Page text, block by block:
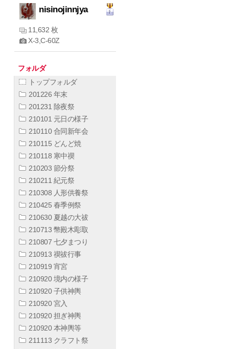
nisinojinnjya
11,632 枚
X-3,C-60Z
フォルダ
トップフォルダ
201226 年末
201231 除夜祭
210101 元日の様子
210110 合同新年会
210115 どんど焼
210118 寒中禊
210203 節分祭
210211 紀元祭
210308 人形供養祭
210425 春季例祭
210630 夏越の大祓
210713 幣殿木彫取
210807 七夕まつり
210913 禊祓行事
210919 宵宮
210920 境内の様子
210920 子供神輿
210920 宮入
210920 担ぎ神輿
210920 本神輿等
211113 クラフト祭